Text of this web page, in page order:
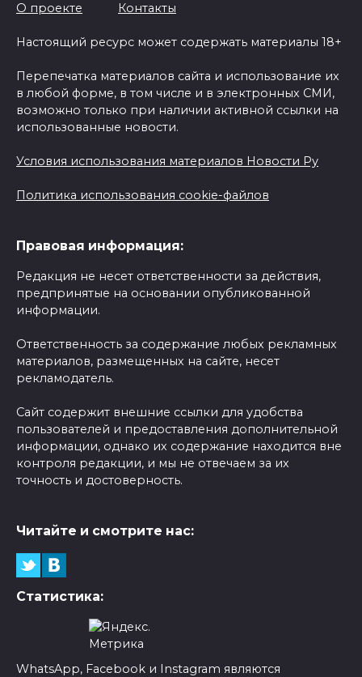
О проекте Контакты
Настоящий ресурс может содержать материалы 18+
Перепечатка материалов сайта и использование их
в любой форме, в том числе и в электронных СМИ,
возможно только при наличии активной ссылки на
использованные новости.
Условия использования материалов Новости Ру
Политика использования cookie-файлов
Правовая информация:
Редакция не несет ответственности за действия,
предпринятые на основании опубликованной
информации.
Ответственность за содержание любых рекламных
материалов, размещенных на сайте, несет
рекламодатель.
Сайт содержит внешние ссылки для удобства
пользователей и предоставления дополнительной
информации, однако их содержание находится вне
контроля редакции, и мы не отвечаем за их
точность и достоверность.
Читайте и смотрите нас:
Статистика:
WhatsApp, Facebook и Instagram являются